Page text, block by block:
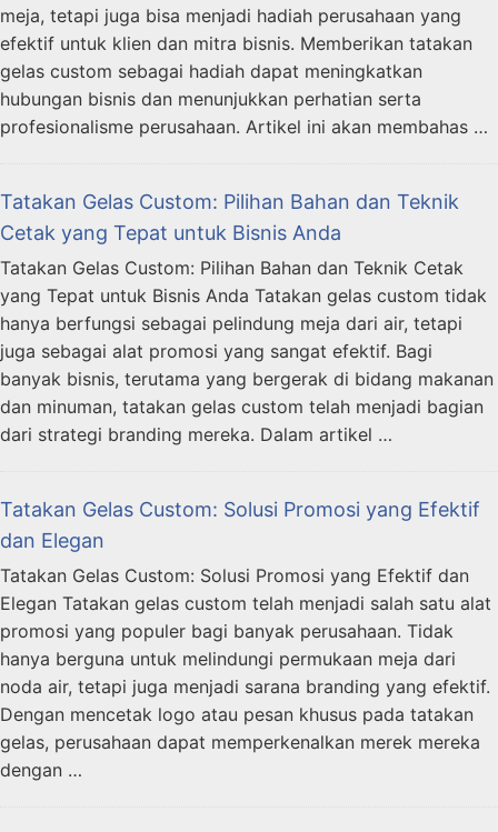
meja, tetapi juga bisa menjadi hadiah perusahaan yang
efektif untuk klien dan mitra bisnis. Memberikan tatakan
gelas custom sebagai hadiah dapat meningkatkan
hubungan bisnis dan menunjukkan perhatian serta
profesionalisme perusahaan. Artikel ini akan membahas …
Tatakan Gelas Custom: Pilihan Bahan dan Teknik
Cetak yang Tepat untuk Bisnis Anda
Tatakan Gelas Custom: Pilihan Bahan dan Teknik Cetak
yang Tepat untuk Bisnis Anda Tatakan gelas custom tidak
hanya berfungsi sebagai pelindung meja dari air, tetapi
juga sebagai alat promosi yang sangat efektif. Bagi
banyak bisnis, terutama yang bergerak di bidang makanan
dan minuman, tatakan gelas custom telah menjadi bagian
dari strategi branding mereka. Dalam artikel …
Tatakan Gelas Custom: Solusi Promosi yang Efektif
dan Elegan
Tatakan Gelas Custom: Solusi Promosi yang Efektif dan
Elegan Tatakan gelas custom telah menjadi salah satu alat
promosi yang populer bagi banyak perusahaan. Tidak
hanya berguna untuk melindungi permukaan meja dari
noda air, tetapi juga menjadi sarana branding yang efektif.
Dengan mencetak logo atau pesan khusus pada tatakan
gelas, perusahaan dapat memperkenalkan merek mereka
dengan …